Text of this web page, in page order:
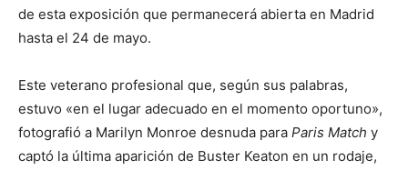
de esta exposición que permanecerá abierta en Madrid
hasta el 24 de mayo.
Este veterano profesional que, según sus palabras,
estuvo «en el lugar adecuado en el momento oportuno»,
fotografió a Marilyn Monroe desnuda para Paris Match y
captó la última aparición de Buster Keaton en un rodaje,